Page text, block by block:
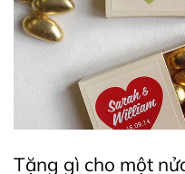
Tặng gì cho một